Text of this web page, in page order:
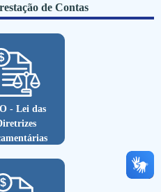
de Contas
- Lei das